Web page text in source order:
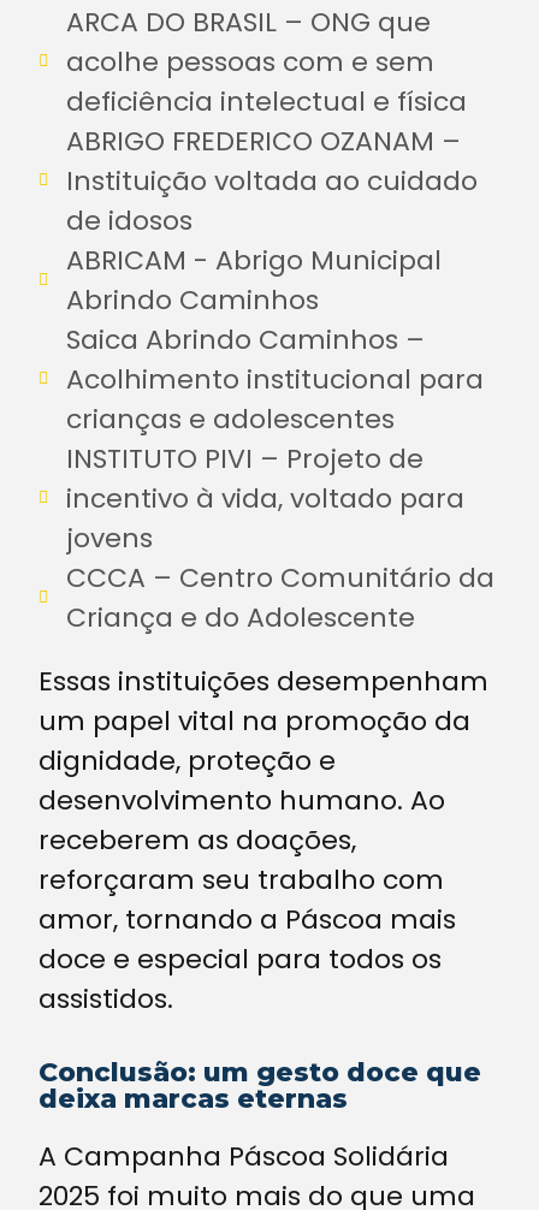
ARCA DO BRASIL – ONG que
acolhe pessoas com e sem
deficiência intelectual e física
ABRIGO FREDERICO OZANAM –
Instituição voltada ao cuidado
de idosos
ABRICAM - Abrigo Municipal
Abrindo Caminhos
Saica Abrindo Caminhos –
Acolhimento institucional para
crianças e adolescentes
INSTITUTO PIVI – Projeto de
incentivo à vida, voltado para
jovens
CCCA – Centro Comunitário da
Criança e do Adolescente
Essas instituições desempenham
um papel vital na promoção da
dignidade, proteção e
desenvolvimento humano. Ao
receberem as doações,
reforçaram seu trabalho com
amor, tornando a Páscoa mais
doce e especial para todos os
assistidos.
Conclusão: um gesto doce que
deixa marcas eternas
A Campanha Páscoa Solidária
2025 foi muito mais do que uma